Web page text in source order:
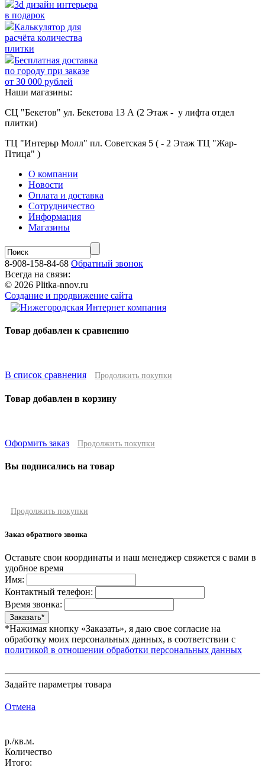
3d дизайн интерьера
в подарок
Калькулятор для
расчёта количества
плитки
Бесплатная доставка
по городу при заказе
от 30 000 рублей
Наши магазины:
СЦ "Бекетов" ул. Бекетова 13 А (2 Этаж - у лифта отдел
плитки)
ТЦ "Интерьр Молл" пл. Советская 5 ( - 2 Этаж ТЦ "Жар-
Птица" )
О компании
Новости
Оплата и доставка
Сотрудничество
Информация
Магазины
8-908-158-84-68 Обратный звонок
Всегда на связи:
© 2026 Plitka-nnov.ru
Создание и продвижение сайта
Товар добавлен к сравнению
В список сравнения Продолжить покупки
Товар добавлен в корзину
Оформить заказ Продолжить покупки
Вы подписались на товар
Продолжить покупки
Заказ обратного звонка
Оставьте свои координаты и наш менеджер свяжется с вами в
удобное время
Имя:
Контактный телефон:
Время звонка:
*Нажимая кнопку «Заказать», я даю свое согласие на
обработку моих персональных данных, в соответствии с
политикой в отношении обработки персональных данных
Задайте параметры товара
Отмена
р./кв.м.
Количество
Итого: